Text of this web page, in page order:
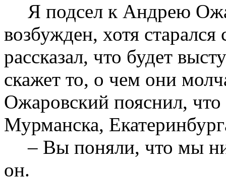
Я подсел к Андрею
возбужден, хотя
рассказал, что будет
скажет то, о чем они
Ожаровский пояснил,
Мурманска,
– Вы поняли, что мы
он.